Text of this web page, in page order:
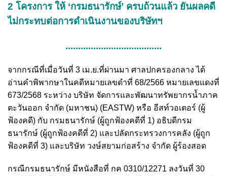
2 โครงการ ให้ ‘กรมธนารักษ์’ ครบถ้วนแล้ว ยันผลคดี
ไม่กระทบต่อการดำเนินงานของบริษัทฯ
......................................
จากกรณีที่เมื่อวันที่ 3 เม.ย.ที่ผ่านมา ศาลปกครองกลาง ได้
อ่านคำพิพากษาในคดีหมายเลขดำที่ 68/2566 หมายเลขแดงที่
673/2568 ระหว่าง บริษัท จัดการและพัฒนาทรัพยากรน้ำภาค
ตะวันออก จำกัด (มหาชน) (EASTW) หรือ อีสท์วอเตอร์ (ผู้
ฟ้องคดี) กับ กรมธนารักษ์ (ผู้ถูกฟ้องคดีที่ 1) อธิบดีกรม
ธนารักษ์ (ผู้ถูกฟ้องคดีที่ 2) และปลัดกระทรวงการคลัง (ผู้ถูก
ฟ้องคดีที่ 3) และบริษัท วงษ์สยามก่อสร้าง จำกัด ผู้ร้องสอด
กรณีกรมธนารักษ์ มีหนังสือที่ กค 0310/12271 ลงวันที่ 30